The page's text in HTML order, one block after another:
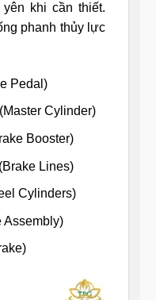
khi cần thiết.
phanh thủy lực
Pedal)
Cylinder)
Booster)
Lines)
Cylinders)
Assembly)